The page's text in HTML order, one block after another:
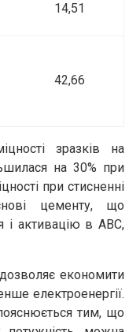
14,51
42,66
зразків на
на 30% при
при стисненні
цементу, що
і активацію в АВС,
економити
електроенергії.
тим, що